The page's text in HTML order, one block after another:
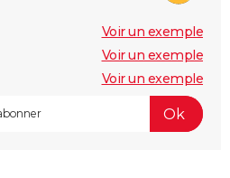
Voir un exemple
Voir un exemple
Voir un exemple